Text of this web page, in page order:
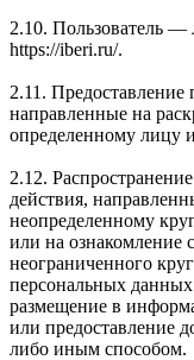
2.10. Пользователь —
https://iberi.ru/.
2.11.
направленные на
определенному лицу
2.12.
действия,
неопределенному
или на
неограниченного
персональных
размещение в
или предоставление
либо иным способом.